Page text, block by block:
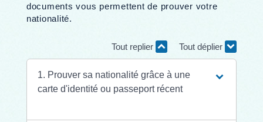
documents vous permettent de prouver votre
nationalité.
Tout replier Tout déplier
1. Prouver sa nationalité grâce à une
carte d'identité ou passeport récent